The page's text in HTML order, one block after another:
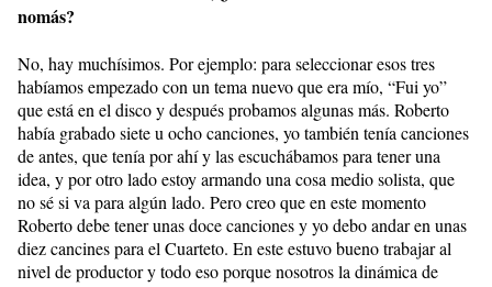
nomás?
No, hay muchísimos. Por ejemplo: para seleccionar esos tres
habíamos empezado con un tema nuevo que era mío, “Fui yo”
que está en el disco y después probamos algunas más. Roberto
había grabado siete u ocho canciones, yo también tenía canciones
de antes, que tenía por ahí y las escuchábamos para tener una
idea, y por otro lado estoy armando una cosa medio solista, que
no sé si va para algún lado. Pero creo que en este momento
Roberto debe tener unas doce canciones y yo debo andar en unas
diez cancines para el Cuarteto. En este estuvo bueno trabajar al
nivel de productor y todo eso porque nosotros la dinámica de